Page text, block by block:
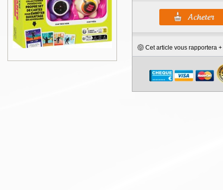
Cet article vous rapportera +